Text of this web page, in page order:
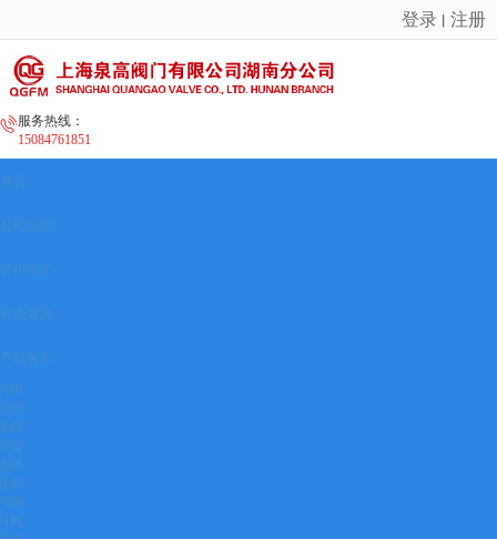
很遗憾，因您的浏览器版本过低导致无法获得最佳浏览体验，推荐下载安装谷歌浏览器！
登录 丨 注册
服务热线：
15084761851
首页
公司介绍
行业新闻
阀
阀
阀
阀
阀
阀